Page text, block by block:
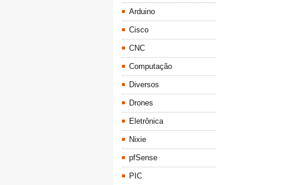
Arduino
Cisco
CNC
Computação
Diversos
Drones
Eletrônica
Nixie
pfSense
PIC